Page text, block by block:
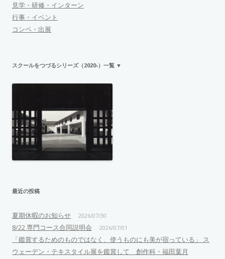
見学・研修・インターン
行事・イベント
コンペ・出展
スクールをつづるシリーズ（2020-）一覧 ▼
最近の投稿
夏期休暇のお知らせ 2026/07/30
8/22 専門コース合同説明会 2026/07/01
「鑑賞するためのものではなく、使うものにも美が宿っている」 ス
ウェーデン・テキスタイル展を鑑賞して 創作科・福田葉月